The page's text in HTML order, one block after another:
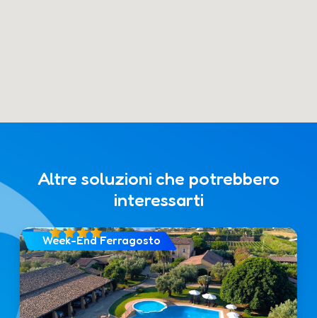
Altre soluzioni che potrebbero
interessarti
Week-End Ferragosto